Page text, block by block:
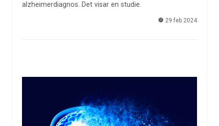
alzheimerdiagnos. Det visar en studie.
29 feb 2024